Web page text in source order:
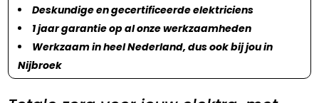
Deskundige en gecertificeerde elektriciens
1 jaar garantie op al onze werkzaamheden
Werkzaam in heel Nederland, dus ook bij jou in
Nijbroek